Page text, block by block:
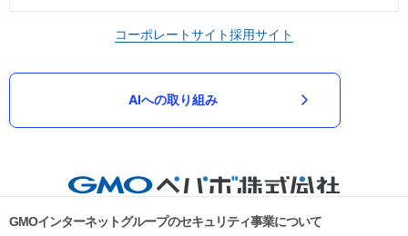
コーポレートサイト採用サイト
AIへの取り組み
GMOインターネットグループのセキュリティ事業について